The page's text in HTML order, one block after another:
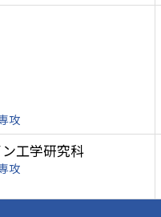
攻
工学研究科
攻